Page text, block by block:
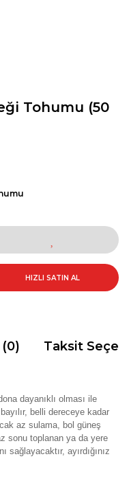
Tohumu (50
HIZLI SATIN AL
Taksit
dayanıklı olması ile
belli dereceye kadar
az sulama, bol güneş
sonu toplanan ya da yere
sağlayacaktır, ayırdığınız